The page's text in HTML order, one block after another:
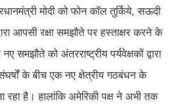
मोदी को फोन कॉल तुर्किये, सऊदी
आपसी रक्षा समझौते पर हस्ताक्षर करने के
समझौते को अंतरराष्ट्रीय पर्यवेक्षकों द्वारा
के बीच एक नए क्षेत्रीय गठबंधन के
है। हालांकि अमेरिकी पक्ष ने अभी तक